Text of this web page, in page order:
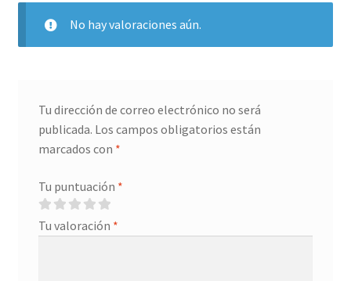
No hay valoraciones aún.
Tu dirección de correo electrónico no será
publicada. Los campos obligatorios están
marcados con *
Tu puntuación *
Tu valoración *